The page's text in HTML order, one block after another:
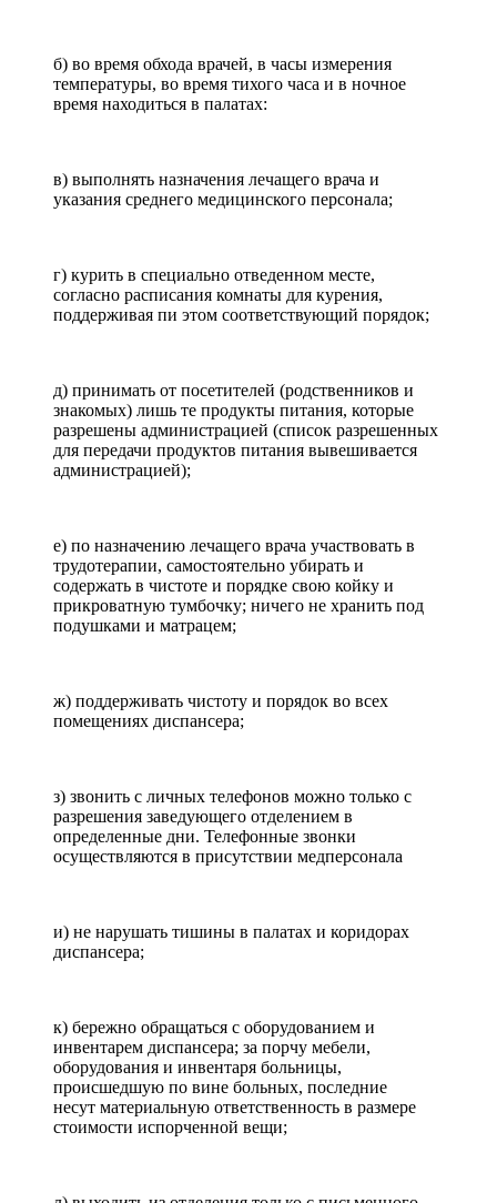
б) во время обхода врачей, в часы измерения
температуры, во время тихого часа и в ночное
время находиться в палатах:
в) выполнять назначения лечащего врача и
указания среднего медицинского персонала;
г) курить в специально отведенном месте,
согласно расписания комнаты для курения,
поддерживая пи этом соответствующий порядок;
д) принимать от посетителей (родственников и
знакомых) лишь те продукты питания, которые
разрешены администрацией (список разрешенных
для передачи продуктов питания вывешивается
администрацией);
е) по назначению лечащего врача участвовать в
трудотерапии, самостоятельно убирать и
содержать в чистоте и порядке свою койку и
прикроватную тумбочку; ничего не хранить под
подушками и матрацем;
ж) поддерживать чистоту и порядок во всех
помещениях диспансера;
з) звонить с личных телефонов можно только с
разрешения заведующего отделением в
определенные дни. Телефонные звонки
осуществляются в присутствии медперсонала
и) не нарушать тишины в палатах и коридорах
диспансера;
к) бережно обращаться с оборудованием и
инвентарем диспансера; за порчу мебели,
оборудования и инвентаря больницы,
происшедшую по вине больных, последние
несут материальную ответственность в размере
стоимости испорченной вещи;